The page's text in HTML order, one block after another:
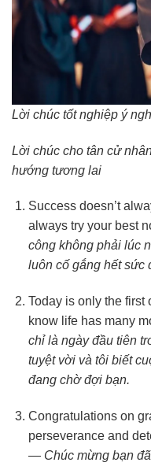
Lời chúc tốt nghiệp ý
Lời chúc cho tân cử
hướng tương lai
Success doesn’t
always try your best
công không phải lúc
luôn cố gắng hết sức
Today is only the first
know life has many
chỉ là ngày đầu tiên
tuyệt vời và tôi biết
đang chờ đợi bạn.
Congratulations on
perseverance and
— Chúc mừng bạn